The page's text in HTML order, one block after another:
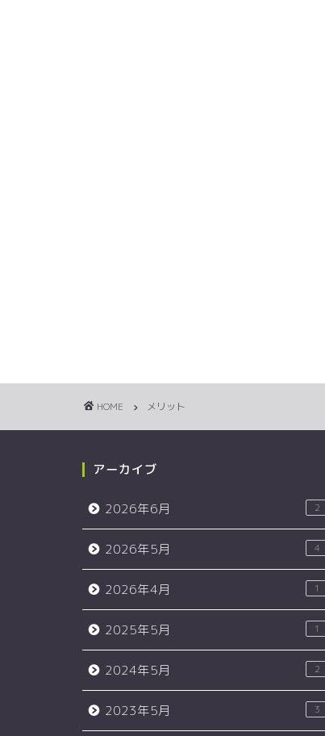
HOME メリット
アーカイブ
2026年6月 2
2026年5月 4
2026年4月 1
2025年5月 1
2024年5月 2
2023年5月 3